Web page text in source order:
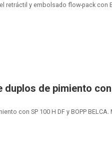
retráctil y embolsado flow-pack con
de pimiento con
con SP 100 H DF y BOPP